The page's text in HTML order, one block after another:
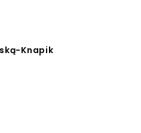
Knapik